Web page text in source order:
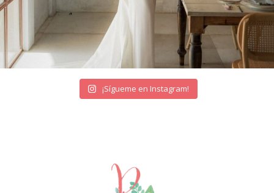
¡Sígueme en Instagram!